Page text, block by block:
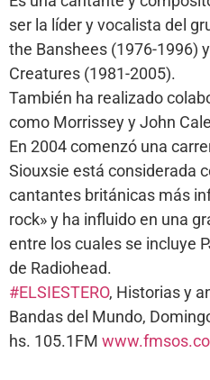
ser la líder y vocalista del
the Banshees (1976-1996)
Creatures (1981-2005).
También ha realizado
como Morrissey y John
En 2004 comenzó una
Siouxsie está considerada
cantantes británicas más
rock» y ha influido en una
entre los cuales se incluye
de Radiohead.
#ELSIESTERO, Historias y
Bandas del Mundo,
hs. 105.1FM